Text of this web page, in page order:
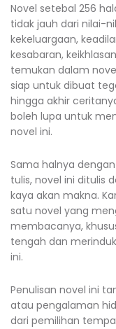
Novel setebal 256
tidak jauh dari nilai-
kekeluargaan,
kesabaran,
temukan dalam
siap untuk dibuat
hingga akhir
boleh lupa untuk
novel ini.
Sama halnya
tulis, novel ini ditulis
kaya akan makna.
satu novel yang
membacanya,
tengah dan
ini.
Penulisan novel ini
atau pengalaman
dari pemilihan